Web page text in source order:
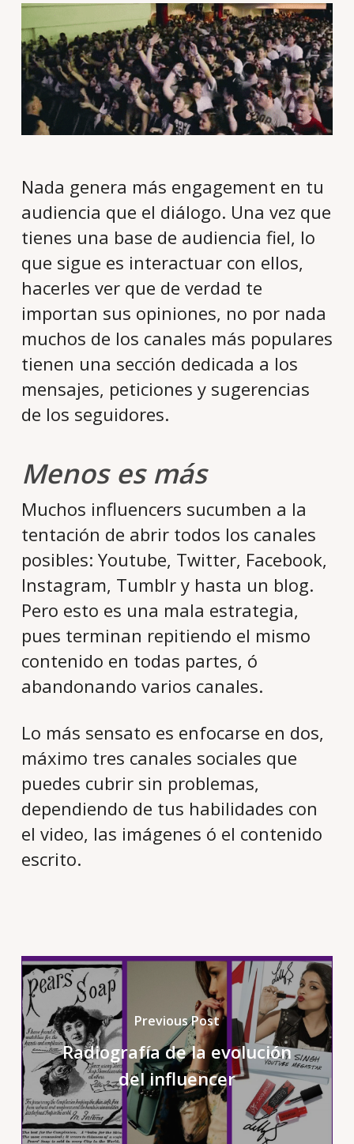
Nada genera más engagement en tu
audiencia que el diálogo. Una vez que
tienes una base de audiencia fiel, lo
que sigue es interactuar con ellos,
hacerles ver que de verdad te
importan sus opiniones, no por nada
muchos de los canales más populares
tienen una sección dedicada a los
mensajes, peticiones y sugerencias
de los seguidores.
Menos es más
Muchos influencers sucumben a la
tentación de abrir todos los canales
posibles: Youtube, Twitter, Facebook,
Instagram, Tumblr y hasta un blog.
Pero esto es una mala estrategia,
pues terminan repitiendo el mismo
contenido en todas partes, ó
abandonando varios canales.
Lo más sensato es enfocarse en dos,
máximo tres canales sociales que
puedes cubrir sin problemas,
dependiendo de tus habilidades con
el video, las imágenes ó el contenido
escrito.
Previous Post
Radiografía de la evolución
del influencer